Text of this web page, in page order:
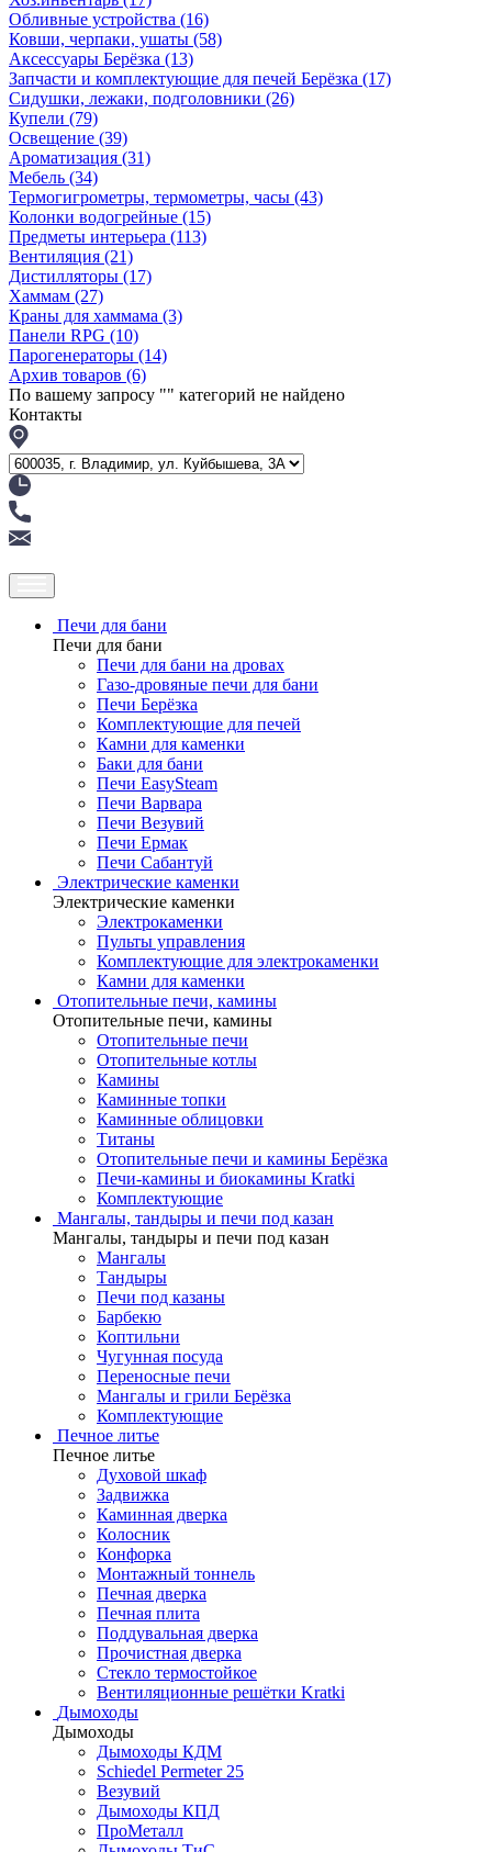
Обливные устройства (16)
Ковши, черпаки, ушаты (58)
Аксессуары Берёзка (13)
Запчасти и комплектующие для печей Берёзка (17)
Сидушки, лежаки, подголовники (26)
Купели (79)
Освещение (39)
Ароматизация (31)
Мебель (34)
Термогигрометры, термометры, часы (43)
Колонки водогрейные (15)
Предметы интерьера (113)
Вентиляция (21)
Дистилляторы (17)
Хаммам (27)
Краны для хаммама (3)
Панели RPG (10)
Парогенераторы (14)
Архив товаров (6)
По вашему запросу "" категорий не найдено
Контакты
Печи для бани
Печи для бани
Печи для бани на дровах
Газо-дровяные печи для бани
Печи Берёзка
Комплектующие для печей
Камни для каменки
Баки для бани
Печи EasySteam
Печи Варвара
Печи Везувий
Печи Ермак
Печи Сабантуй
Электрические каменки
Электрические каменки
Электрокаменки
Пульты управления
Комплектующие для электрокаменки
Камни для каменки
Отопительные печи, камины
Отопительные печи, камины
Отопительные печи
Отопительные котлы
Камины
Каминные топки
Каминные облицовки
Титаны
Отопительные печи и камины Берёзка
Печи-камины и биокамины Kratki
Комплектующие
Мангалы, тандыры и печи под казан
Мангалы, тандыры и печи под казан
Мангалы
Тандыры
Печи под казаны
Барбекю
Коптильни
Чугунная посуда
Переносные печи
Мангалы и грили Берёзка
Комплектующие
Печное литье
Печное литье
Духовой шкаф
Задвижка
Каминная дверка
Колосник
Конфорка
Монтажный тоннель
Печная дверка
Печная плита
Поддувальная дверка
Прочистная дверка
Стекло термостойкое
Вентиляционные решётки Kratki
Дымоходы
Дымоходы
Дымоходы КДМ
Schiedel Permeter 25
Везувий
Дымоходы КПД
ПроМеталл